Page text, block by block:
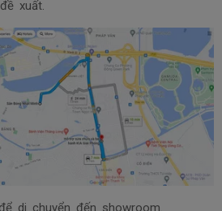
xuất.
di chuyển đến showroom.